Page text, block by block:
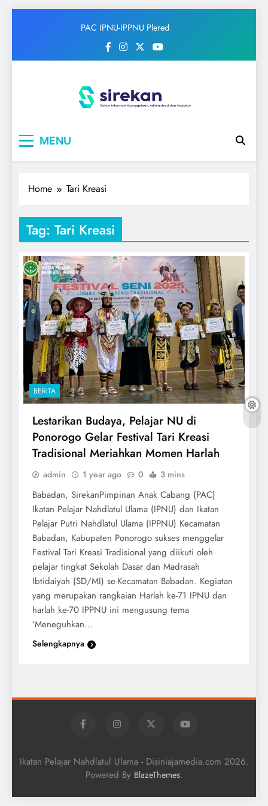
PAC IPNU-IPPNU Plered
Bersama Sambut Maulid
MENU
Home Tari Kreasi
Tag: Tari Kreasi
BERITA
Lestarikan Budaya, Pelajar NU di
Ponorogo Gelar Festival Tari Kreasi
Tradisional Meriahkan Momen Harlah
admin 1 year ago 0 3 mins
Babadan, SirekanPimpinan Anak Cabang (PAC)
Ikatan Pelajar Nahdlatul Ulama (IPNU) dan Ikatan
Pelajar Putri Nahdlatul Ulama (IPPNU) Kecamatan
Babadan, Kabupaten Ponorogo sukses menggelar
Festival Tari Kreasi Tradisional yang diikuti oleh
pelajar tingkat Sekolah Dasar dan Madrasah
Ibtidaiyah (SD/MI) se-Kecamatan Babadan. Kegiatan
yang merupakan rangkaian Harlah ke-71 IPNU dan
harlah ke-70 IPPNU ini mengusung tema
‘Meneguhkan…
Selengkapnya
Ikatan Pelajar Nahdlatul Ulama - Disiniajamedia.com 2026.
Powered By BlazeThemes.